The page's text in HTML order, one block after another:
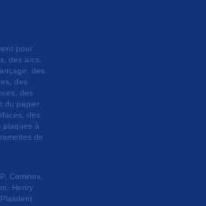
pour
des arcs,
des
des
des
du papier
des
plaques à
de
Cominox,
Henry